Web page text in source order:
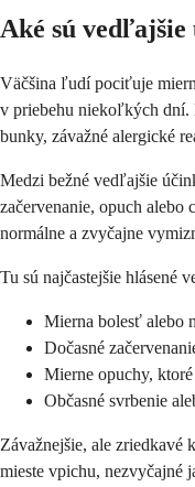
Aké sú
Väčšina ľudí pociťuje
v priebehu niekoľkých dní.
bunky, závažné alergické
Medzi bežné vedľajšie
začervenanie, opuch
normálne a zvyčajne
Tu sú najčastejšie hlásené
Mierna bolesť alebo
Dočasné
Mierne opuchy,
Občasné svrbenie
Závažnejšie, ale
mieste vpichu, nezvyčajné